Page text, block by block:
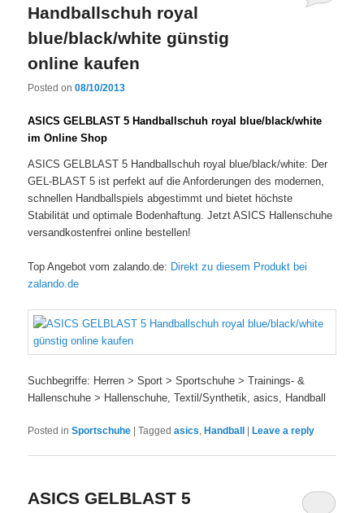
Handballschuh royal
blue/black/white günstig
online kaufen
Posted on08/10/2013
ASICS GELBLAST 5 Handballschuh royal blue/black/white
im Online Shop
ASICS GELBLAST 5 Handballschuh royal blue/black/white: Der
GEL-BLAST 5 ist perfekt auf die Anforderungen des modernen,
schnellen Handballspiels abgestimmt und bietet höchste
Stabilität und optimale Bodenhaftung. Jetzt ASICS Hallenschuhe
versandkostenfrei online bestellen!
Top Angebot vom zalando.de: Direkt zu diesem Produkt bei
zalando.de
Suchbegriffe: Herren > Sport > Sportschuhe > Trainings- &
Hallenschuhe > Hallenschuhe, Textil/Synthetik, asics, Handball
Posted in Sportschuhe |Tagged asics, Handball Leave a reply
ASICS GELBLAST 5